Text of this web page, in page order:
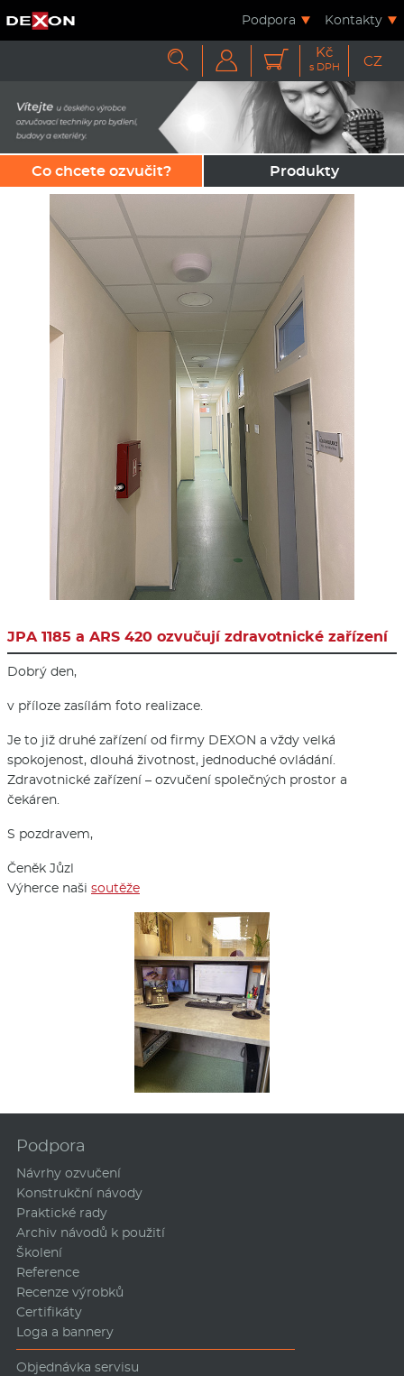
Podpora Kontakty
   Kč
s DPH CZ
Co chcete ozvučit? Produkty
JPA 1185 a ARS 420 ozvučují zdravotnické zařízení
Dobrý den,
v příloze zasílám foto realizace.
Je to již druhé zařízení od firmy DEXON a vždy velká
spokojenost, dlouhá životnost, jednoduché ovládání.
Zdravotnické zařízení – ozvučení společných prostor a
čekáren.
S pozdravem,
Čeněk Jůzl
Výherce naši soutěže
Podpora
Návrhy ozvučení
Konstrukční návody
Praktické rady
Archiv návodů k použití
Školení
Reference
Recenze výrobků
Certifikáty
Loga a bannery
Objednávka servisu